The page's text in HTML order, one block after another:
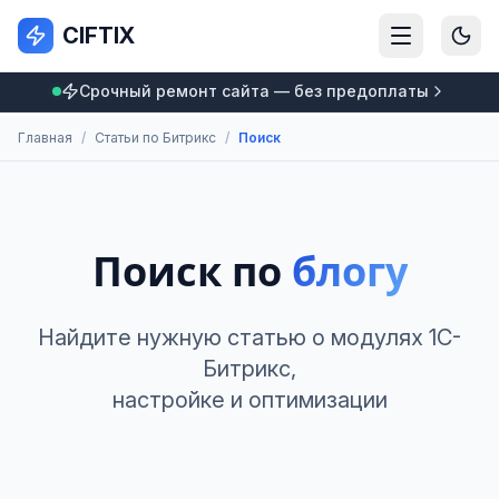
CIFTIX
Срочный ремонт сайта — без предоплаты
Главная / Статьи по Битрикс / Поиск
Поиск по блогу
Найдите нужную статью о модулях 1С-
Битрикс,
настройке и оптимизации